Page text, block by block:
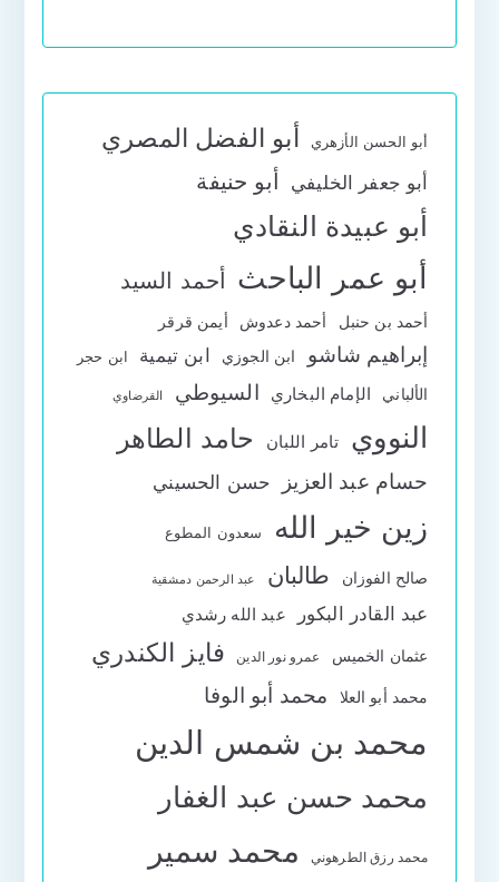
أبو الحسن الأزهري أبو الفضل المصري
أبو جعفر الخليفي أبو حنيفة
أبو عبيدة النقادي
أبو عمر الباحث أحمد السيد
أحمد بن حنبل أحمد دعدوش أيمن قرقر
إبراهيم شاشو ابن الجوزي ابن تيمية ابن حجر
الألباني الإمام البخاري السيوطي القرضاوي
النووي تامر اللبان حامد الطاهر
حسام عبد العزيز حسن الحسيني
زين خير الله سعدون المطوع
صالح الفوزان طالبان عبد الرحمن دمشقية
عبد القادر البكور عبد الله رشدي
عثمان الخميس عمرو نور الدين فايز الكندري
محمد أبو العلا محمد أبو الوفا
محمد بن شمس الدين
محمد حسن عبد الغفار
محمد رزق الطرهوني محمد سمير